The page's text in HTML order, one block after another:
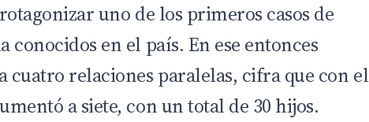
uno de los primeros casos de
conocidos en el país. En ese entonces
cuatro relaciones paralelas, cifra que con el
a siete, con un total de 30 hijos.